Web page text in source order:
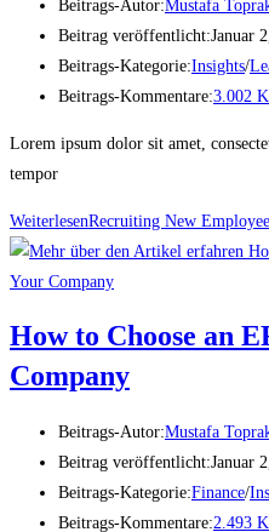
Beitrags-Autor:Mustafa
Beitrag veröffentlicht:Januar
Beitrags-Kategorie:Insights/
Beitrags-Kommentare:3.002
Lorem ipsum dolor sit amet,
tempor
WeiterlesenRecruiting New
How to Choose an
Company
Beitrags-Autor:Mustafa
Beitrag veröffentlicht:Januar
Beitrags-Kategorie:Finance/
Beitrags-Kommentare:2.493